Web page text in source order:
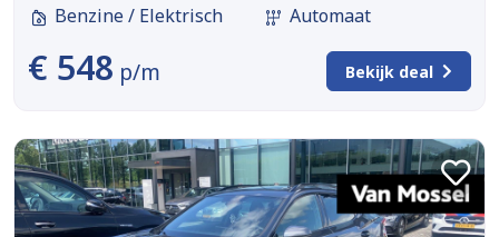
Benzine / Elektrisch
Automaat
€ 548 p/m Bekijk deal